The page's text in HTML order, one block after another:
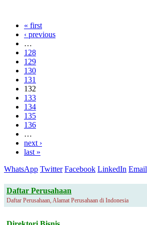
« first
‹ previous
…
128
129
130
131
132
133
134
135
136
…
next ›
last »
WhatsApp Twitter Facebook LinkedIn Email
Daftar Perusahaan
Daftar Perusahaan, Alamat Perusahaan di Indonesia